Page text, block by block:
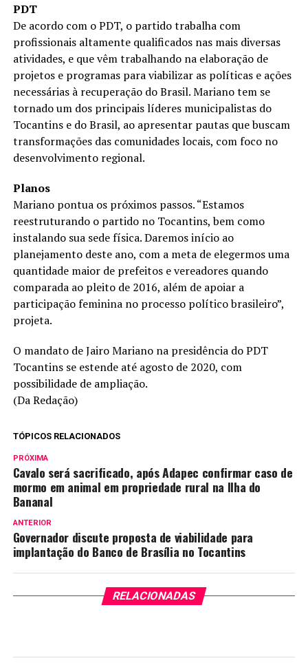
PDT
De acordo com o PDT, o partido trabalha com
profissionais altamente qualificados nas mais diversas
atividades, e que vêm trabalhando na elaboração de
projetos e programas para viabilizar as políticas e ações
necessárias à recuperação do Brasil. Mariano tem se
tornado um dos principais líderes municipalistas do
Tocantins e do Brasil, ao apresentar pautas que buscam
transformações das comunidades locais, com foco no
desenvolvimento regional.
Planos
Mariano pontua os próximos passos. “Estamos
reestruturando o partido no Tocantins, bem como
instalando sua sede física. Daremos início ao
planejamento deste ano, com a meta de elegermos uma
quantidade maior de prefeitos e vereadores quando
comparada ao pleito de 2016, além de apoiar a
participação feminina no processo político brasileiro”,
projeta.
O mandato de Jairo Mariano na presidência do PDT
Tocantins se estende até agosto de 2020, com
possibilidade de ampliação.
(Da Redação)
TÓPICOS RELACIONADOS
PRÓXIMA
Cavalo será sacrificado, após Adapec confirmar caso de
mormo em animal em propriedade rural na Ilha do
Bananal
ANTERIOR
Governador discute proposta de viabilidade para
implantação do Banco de Brasília no Tocantins
RELACIONADAS